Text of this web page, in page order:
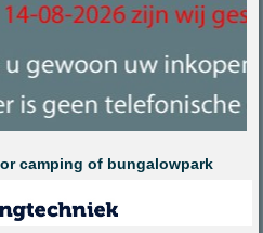
camping of bungalowpark